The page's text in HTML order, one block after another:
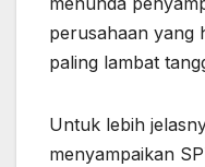
perusahaan yang
paling lambat
Untuk lebih
menyampaikan